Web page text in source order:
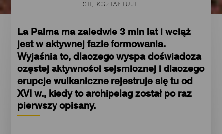
SIĘ KSZTAŁTUJE
La Palma ma zaledwie 3 mln lat i wciąż
jest w aktywnej fazie formowania.
Wyjaśnia to, dlaczego wyspa doświadcza
częstej aktywności sejsmicznej i dlaczego
erupcje wulkaniczne rejestruje się tu od
XVI w., kiedy to archipelag został po raz
pierwszy opisany.